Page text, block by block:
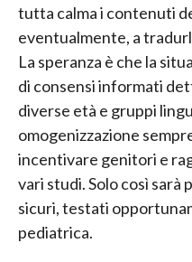
tutta calma i contenuti
eventualmente, a
La speranza è che la
di consensi informati
diverse età e gruppi
omogenizzazione
incentivare genitori e
vari studi. Solo così
sicuri, testati
pediatrica.